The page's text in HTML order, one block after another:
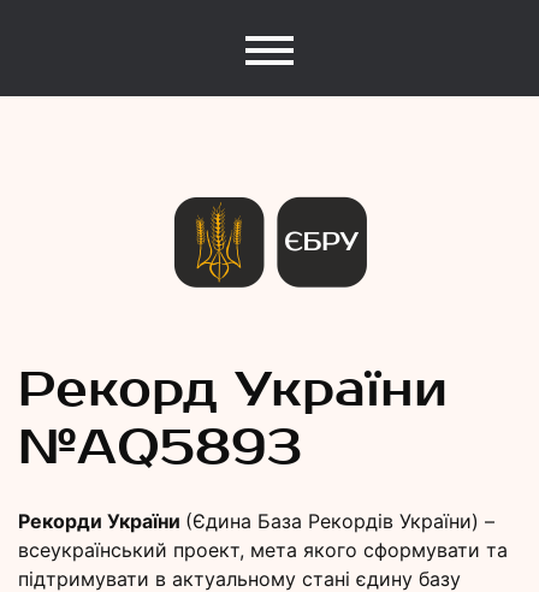
Рекорди
України
Рекорд України
№АQ5893
Рекорди України (Єдина База Рекордів України) –
всеукраїнський проект, мета якого сформувати та
підтримувати в актуальному стані єдину базу